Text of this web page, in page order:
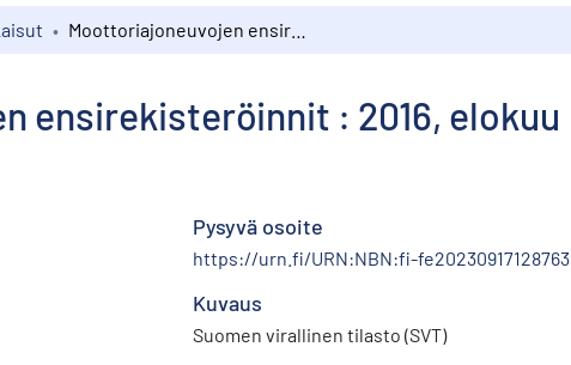
ensirekisteröinnit : 2016, elokuu
Pysyvä osoite
https://urn.fi/URN:NBN:fi-fe20230917128763
Kuvaus
Suomen virallinen tilasto (SVT)